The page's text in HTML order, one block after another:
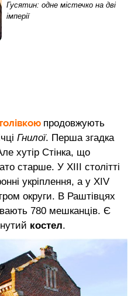
Гусятин: одне містечко на дві
імперії
продовжують
Гнилої. Перша згадка
хутір Стінка, що
старше. У XIII столітті
укріплення, а у XIV
округи. В Раштівцях
780 мешканців. Є
костел.